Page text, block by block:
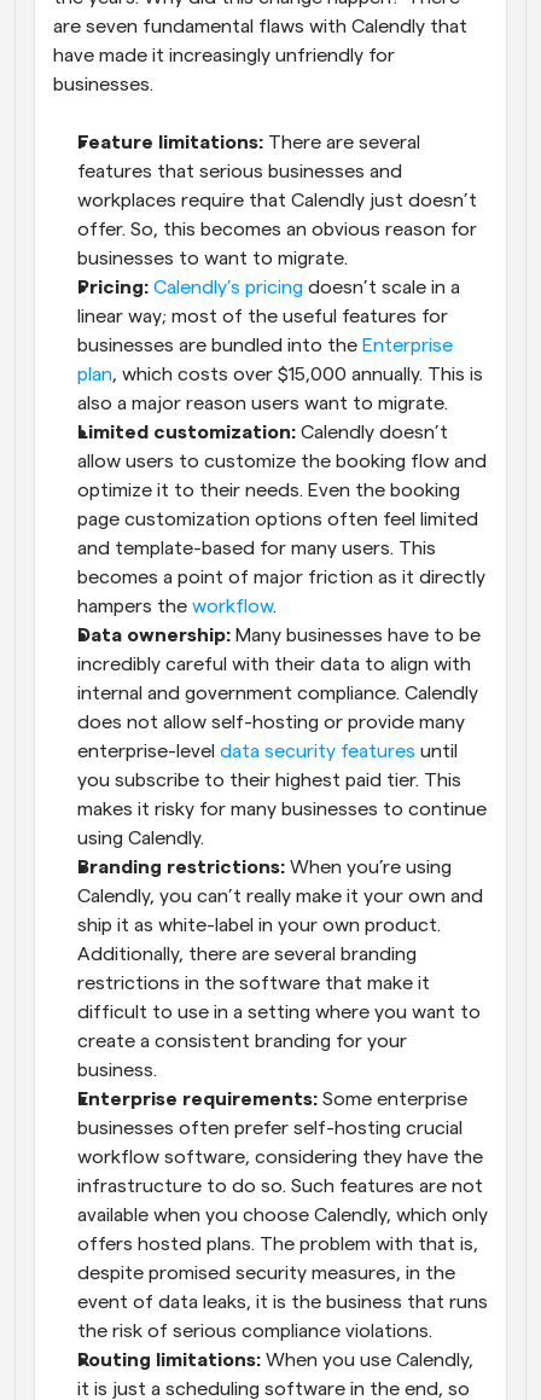
are seven fundamental flaws with Calendly that
have made it increasingly unfriendly for
businesses.
Feature limitations: There are several
features that serious businesses and
workplaces require that Calendly just doesn’t
offer. So, this becomes an obvious reason for
businesses to want to migrate.
Pricing: Calendly’s pricing doesn’t scale in a
linear way; most of the useful features for
businesses are bundled into the Enterprise
plan, which costs over $15,000 annually. This is
also a major reason users want to migrate.
Limited customization: Calendly doesn’t
allow users to customize the booking flow and
optimize it to their needs. Even the booking
page customization options often feel limited
and template-based for many users. This
becomes a point of major friction as it directly
hampers the workflow.
Data ownership: Many businesses have to be
incredibly careful with their data to align with
internal and government compliance. Calendly
does not allow self-hosting or provide many
enterprise-level data security features until
you subscribe to their highest paid tier. This
makes it risky for many businesses to continue
using Calendly.
Branding restrictions: When you’re using
Calendly, you can’t really make it your own and
ship it as white-label in your own product.
Additionally, there are several branding
restrictions in the software that make it
difficult to use in a setting where you want to
create a consistent branding for your
business.
Enterprise requirements: Some enterprise
businesses often prefer self-hosting crucial
workflow software, considering they have the
infrastructure to do so. Such features are not
available when you choose Calendly, which only
offers hosted plans. The problem with that is,
despite promised security measures, in the
event of data leaks, it is the business that runs
the risk of serious compliance violations.
Routing limitations: When you use Calendly,
it is just a scheduling software in the end, so